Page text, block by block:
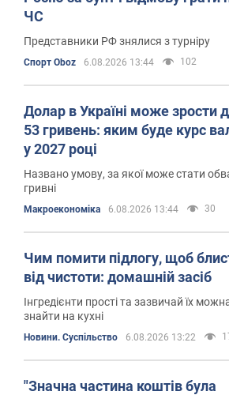
ЧС
Представники РФ знялися з турніру
Спорт Oboz 6.08.2026 13:44 102
Долар в Україні може зрости
53 гривень: яким буде курс
у 2027 році
Названо умову, за якої може стати
гривні
Mакроекономіка 6.08.2026 13:44 30
Чим помити підлогу, щоб
від чистоти: домашній засіб
Інгредієнти прості та зазвичай їх
знайти на кухні
Новини. Суспільство 6.08.2026 13:22
"Значна частина коштів була